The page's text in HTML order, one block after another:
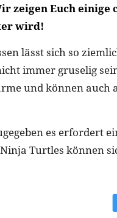
zeigen Euch einige
wird!
lässt sich so
immer gruselig
und können auch
es erfordert
Turtles können